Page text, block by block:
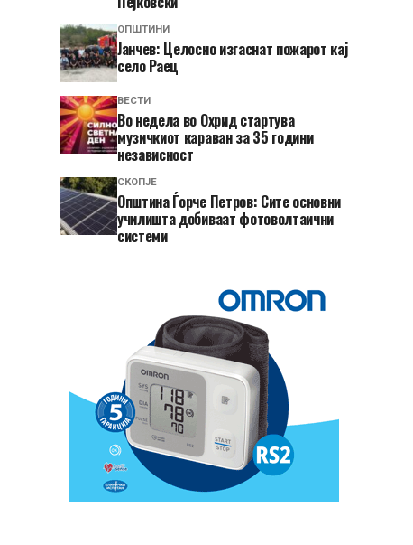
ОПШТИНИ
Јанчев: Целосно изгаснат пожарот кај
село Раец
ВЕСТИ
Во недела во Охрид стартува
музичкиот караван за 35 години
независност
СКОПЈЕ
Општина Ѓорче Петров: Сите основни
училишта добиваат фотоволтаични
системи